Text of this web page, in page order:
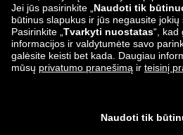
Mus taip pat
rasite